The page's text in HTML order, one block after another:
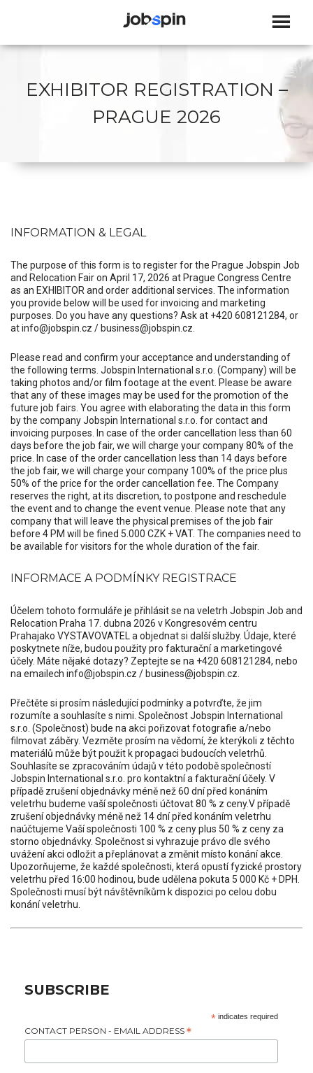
EXHIBITOR REGISTRATION –
PRAGUE 2026
INFORMATION & LEGAL
The purpose of this form is to register for the Prague Jobspin Job
and Relocation Fair on April 17, 2026 at Prague Congress Centre
as an EXHIBITOR and order additional services. The information
you provide below will be used for invoicing and marketing
purposes. Do you have any questions? Ask at +420 608121284, or
at info@jobspin.cz / business@jobspin.cz.
Please read and confirm your acceptance and understanding of
the following terms. Jobspin International s.r.o. (Company) will be
taking photos and/or film footage at the event. Please be aware
that any of these images may be used for the promotion of the
future job fairs. You agree with elaborating the data in this form
by the company Jobspin International s.r.o. for contact and
invoicing purposes. In case of the order cancellation less than 60
days before the job fair, we will charge your company 80% of the
price. In case of the order cancellation less than 14 days before
the job fair, we will charge your company 100% of the price plus
50% of the price for the order cancellation fee. The Company
reserves the right, at its discretion, to postpone and reschedule
the event and to change the event venue. Please note that any
company that will leave the physical premises of the job fair
before 4 PM will be fined 5.000 CZK + VAT. The companies need to
be available for visitors for the whole duration of the fair.
INFORMACE A PODMÍNKY REGISTRACE
Účelem tohoto formuláře je přihlásit se na veletrh Jobspin Job and
Relocation Praha 17. dubna 2026 v Kongresovém centru
Prahajako VYSTAVOVATEL a objednat si další služby. Údaje, které
poskytnete níže, budou použity pro fakturační a marketingové
účely. Máte nějaké dotazy? Zeptejte se na +420 608121284, nebo
na emailech info@jobspin.cz / business@jobspin.cz.
Přečtěte si prosím následující podmínky a potvrďte, že jim
rozumíte a souhlasíte s nimi. Společnost Jobspin International
s.r.o. (Společnost) bude na akci pořizovat fotografie a/nebo
filmovat záběry. Vezměte prosím na vědomí, že kterýkoli z těchto
materiálů může být použit k propagaci budoucích veletrhů.
Souhlasíte se zpracováním údajů v této podobě společností
Jobspin International s.r.o. pro kontaktní a fakturační účely. V
případě zrušení objednávky méně než 60 dní před konáním
veletrhu budeme vaší společnosti účtovat 80 % z ceny.V případě
zrušení objednávky méně než 14 dní před konáním veletrhu
naúčtujeme Vaší společnosti 100 % z ceny plus 50 % z ceny za
storno objednávky. Společnost si vyhrazuje právo dle svého
uvážení akci odložit a přeplánovat a změnit místo konání akce.
Upozorňujeme, že každé společnosti, která opustí fyzické prostory
veletrhu před 16:00 hodinou, bude udělena pokuta 5 000 Kč + DPH.
Společnosti musí být návštěvníkům k dispozici po celou dobu
konání veletrhu.
SUBSCRIBE
*indicates required
CONTACT PERSON - EMAIL ADDRESS *